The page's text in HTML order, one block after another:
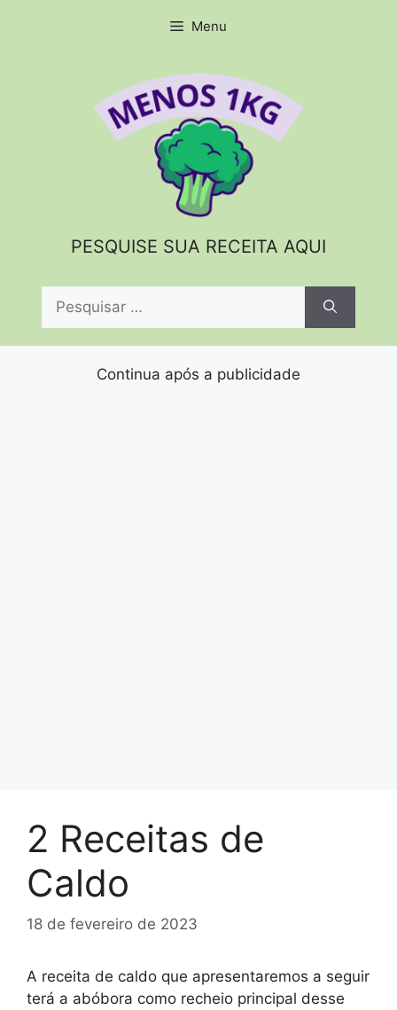
Menu
PESQUISE SUA RECEITA AQUI
Pesquisar
Continua após a publicidade
2 Receitas de
Caldo
18 de fevereiro de 2023
A receita de caldo que apresentaremos a seguir
terá a abóbora como recheio principal desse